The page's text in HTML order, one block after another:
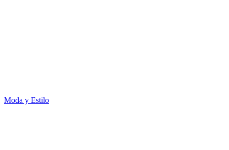
Moda y Estilo